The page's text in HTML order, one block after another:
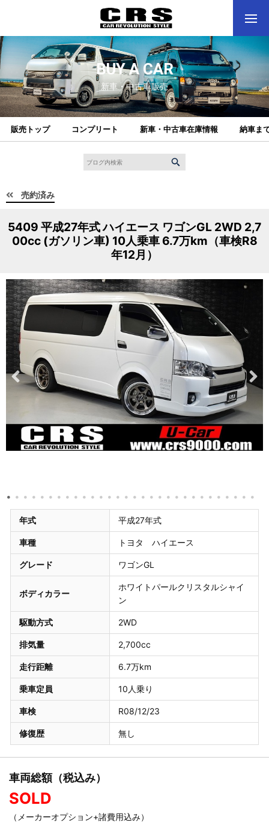
BUY A CAR
新車・中古車販売
販売トップ コンプリート 新車・中古車在庫情報 納車ま
売約済み
5409 平成27年式 ハイエース ワゴンGL 2WD 2,7
00cc (ガソリン車) 10人乗車 6.7万km（車検R8
年12月）
年式 平成27年式
車種 トヨタ ハイエース
グレード ワゴンGL
ボディカラー
ホワイトパールクリスタルシャイ
ン
駆動方式 2WD
排気量 2,700cc
走行距離 6.7万km
乗車定員 10人乗り
車検 R08/12/23
修復歴 無し
車両総額（税込み）
SOLD
（メーカーオプション+諸費用込み）